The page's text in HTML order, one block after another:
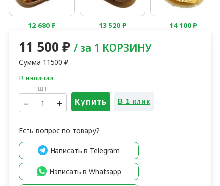
12 680₽ 13 520₽ 14 100₽
11 500 ₽ / за 1 КОРЗИНУ
Сумма 11500 ₽
шт
– + Купить В 1 клик
Есть вопрос по товару?
Написать в Telegram
Написать в Whatsapp